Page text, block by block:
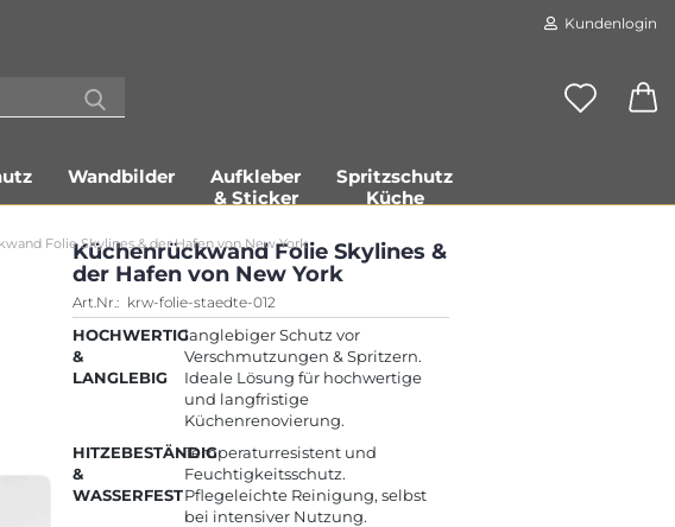
Kundenlogin
Konto erstellen
Wandbilder
Aufkleber
& Sticker
Spritzschutz
Küche
Folie Skylines & der Hafen von New York
Küchenrückwand Folie Skylines &
der Hafen von New York
Art.Nr.: krw-folie-staedte-012
HOCHWERTIG
&
LANGLEBIG
langlebiger Schutz vor
Verschmutzungen & Spritzern.
Ideale Lösung für hochwertige
und langfristige
Küchenrenovierung.
HITZEBESTÄNDIG
&
WASSERFEST
Temperaturresistent und
Feuchtigkeitsschutz.
Pflegeleichte Reinigung, selbst
bei intensiver Nutzung.